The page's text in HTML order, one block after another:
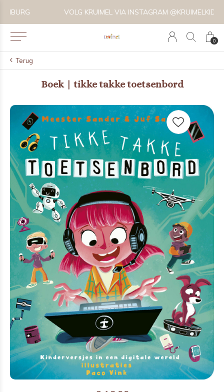
0
VOLG KRUIMEL VIA INSTAGRAM @KRUIMELKIDSBOUTIQUE
Terug
Boek | tikke takke toetsenbord